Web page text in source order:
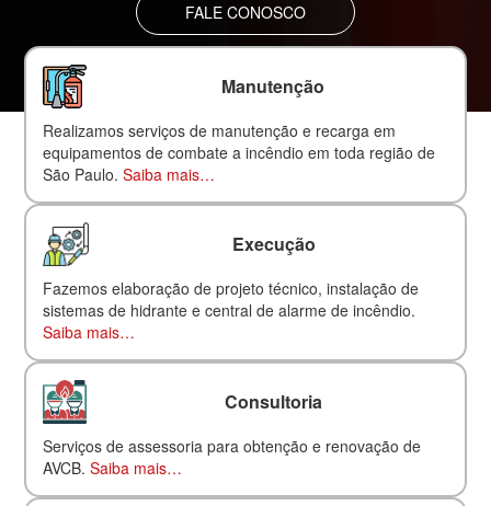
FALE CONOSCO
Manutenção
Realizamos serviços de manutenção e recarga em
equipamentos de combate a incêndio em toda região de
São Paulo.Saiba mais…
Execução
Fazemos elaboração de projeto técnico, instalação de
sistemas de hidrante e central de alarme de incêndio.
Saiba mais…
Consultoria
Serviços de assessoria para obtenção e renovação de
AVCB.Saiba mais…